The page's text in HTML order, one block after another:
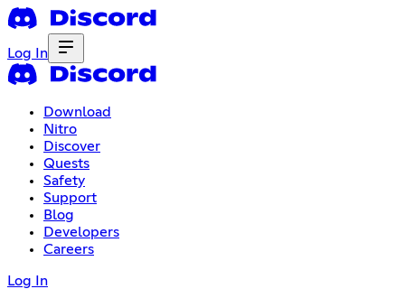
Log In
Download
Nitro
Discover
Quests
Safety
Support
Blog
Developers
Careers
Log In